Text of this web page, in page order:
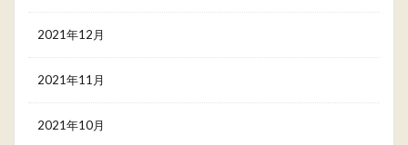
2021年12月
2021年11月
2021年10月